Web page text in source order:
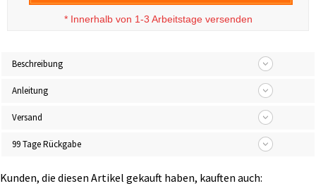
* Innerhalb von 1-3 Arbeitstage versenden
Beschreibung
Anleitung
Versand
99 Tage Rückgabe
Kunden, die diesen Artikel gekauft haben, kauften auch: